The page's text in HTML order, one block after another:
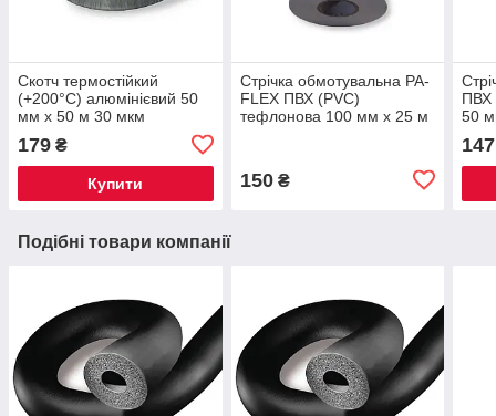
Скотч термостійкий
(+200°С) алюмінієвий 50
мм х 50 м 30 мкм
179 ₴
Купити
Стрічка обмотувальна PA-
FLEX ПВХ (PVC)
тефлонова 100 мм х 25 м
150₴
ПВХ
50
147
Подібні товари компанії